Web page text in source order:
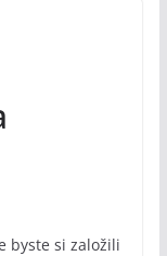
byste si založili